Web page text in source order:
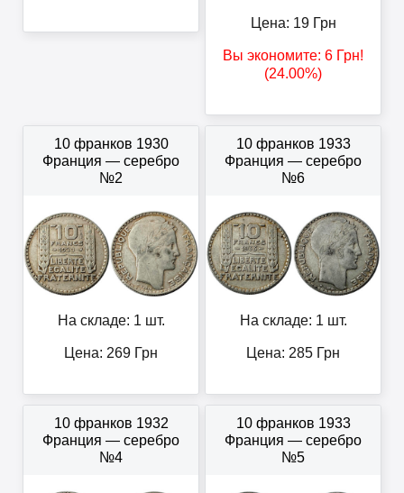
Цена: 19Грн
Вы экономите: 6 Грн!
(24.00%)
10 франков 1930
Франция — серебро
№2
На складе: 1 шт.
Цена: 269 Грн
10 франков 1933
Франция — серебро
№6
На складе: 1 шт.
Цена: 285 Грн
10 франков 1932
Франция — серебро
№4
10 франков 1933
Франция — серебро
№5